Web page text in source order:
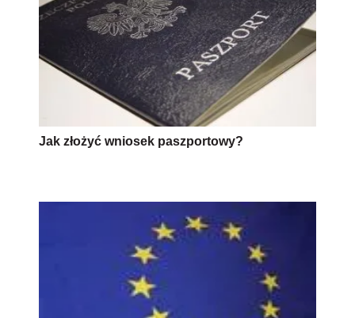
Jak złożyć wniosek paszportowy?